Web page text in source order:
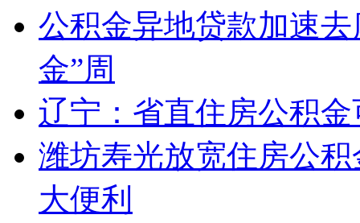
公积金异地贷款加速
金”周
辽宁：省直住房公积
潍坊寿光放宽住房公
大便利